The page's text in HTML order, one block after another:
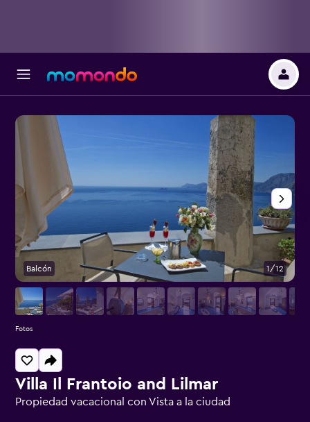
Villa Il Frantoio and Lilmar
Propiedad vacacional con Vista a la ciudad
Balcón 1/12
Fotos